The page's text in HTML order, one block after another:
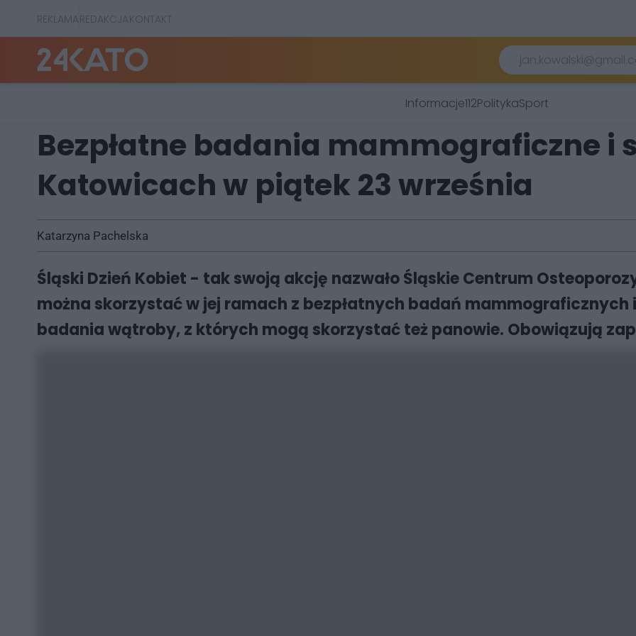
REKLAMAREDAKCJAKONTAKT
Informacje112PolitykaSport
Bezpłatne badania mammograficzne i
Katowicach w piątek 23 września
Katarzyna Pachelska
Śląski Dzień Kobiet - tak swoją akcję nazwało Śląskie Centrum
można skorzystać w jej ramach z bezpłatnych badań
badania wątroby, z których mogą skorzystać też panowie. Obowiązują